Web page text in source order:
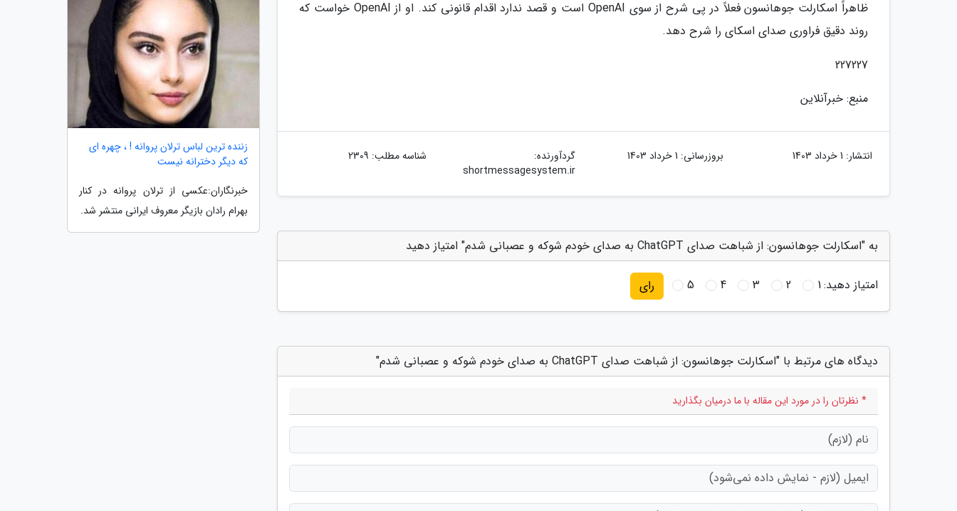
ظاهراً اسکارلت جوهانسون فعلاً در پی شرح از سوی OpenAI است و قصد ندارد اقدام قانونی کند. او از OpenAI خواست که
روند دقیق فراوری صدای اسکای را شرح دهد.
227227
منبع: خبرآنلاین
انتشار: 1 خرداد 1403 بروزرسانی: 1 خرداد 1403
گردآورنده:
shortmessagesystem.ir
شناسه مطلب: 2309
به "اسکارلت جوهانسون: از شباهت صدای ChatGPT به صدای خودم شوکه و عصبانی شدم" امتیاز دهید
امتیاز دهید:1
2
3
4
5 رای
دیدگاه های مرتبط با "اسکارلت جوهانسون: از شباهت صدای ChatGPT به صدای خودم شوکه و عصبانی شدم"
* نظرتان را در مورد این مقاله با ما درمیان بگذارید
زننده ترین لباس ترلان پروانه ! ، چهره ای
که دیگر دخترانه نیست
خبرنگاران:عکسی از ترلان پروانه در کنار
بهرام رادان بازیگر معروف ایرانی منتشر شد.